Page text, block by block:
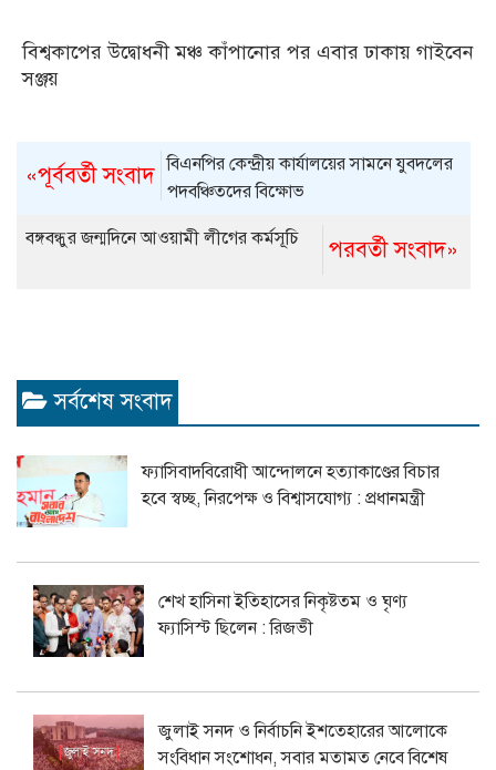
বিশ্বকাপের উদ্বোধনী মঞ্চ কাঁপানোর পর এবার ঢাকায় গাইবেন
সঞ্জয়
«পূর্ববর্তী সংবাদ বিএনপির কেন্দ্রীয় কার্যালয়ের সামনে যুবদলের
পদবঞ্চিতদের বিক্ষোভ
পরবর্তী সংবাদ»
বঙ্গবন্ধুর জন্মদিনে আওয়ামী লীগের কর্মসূচি
সর্বশেষ সংবাদ
ফ্যাসিবাদবিরোধী আন্দোলনে হত্যাকাণ্ডের বিচার
হবে স্বচ্ছ, নিরপেক্ষ ও বিশ্বাসযোগ্য : প্রধানমন্ত্রী
শেখ হাসিনা ইতিহাসের নিকৃষ্টতম ও ঘৃণ্য
ফ্যাসিস্ট ছিলেন : রিজভী
জুলাই সনদ ও নির্বাচনি ইশতেহারের আলোকে
সংবিধান সংশোধন, সবার মতামত নেবে বিশেষ